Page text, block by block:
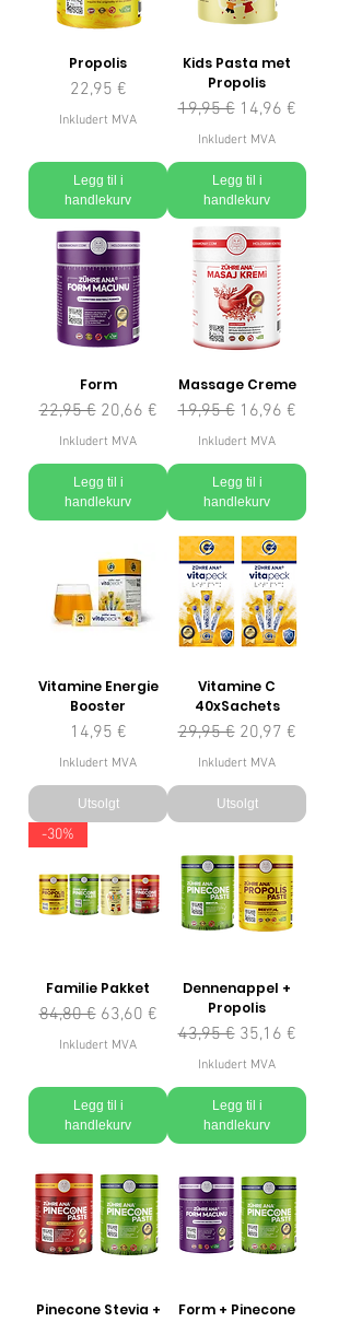
Propolis
Pris
22,95 €
Inkludert MVA
Legg til i
handlekurv
Kids Pasta met
Propolis
Vanlig pris
19,95 € Salgspris
14,96 €
Inkludert MVA
Legg til i
handlekurv
Form
Vanlig pris
22,95 € Salgspris
20,66 €
Inkludert MVA
Legg til i
handlekurv
Massage Creme
Vanlig pris
19,95 € Salgspris
16,96 €
Inkludert MVA
Legg til i
handlekurv
Vitamine Energie
Booster
Pris
14,95 €
Inkludert MVA
Utsolgt
Vitamine C
40xSachets
Vanlig pris
29,95 € Salgspris
20,97 €
Inkludert MVA
Utsolgt
-30%
Familie Pakket
Vanlig pris
84,80 € Salgspris
63,60 €
Inkludert MVA
Legg til i
handlekurv
Dennenappel +
Propolis
Vanlig pris
43,95 € Salgspris
35,16 €
Inkludert MVA
Legg til i
handlekurv
Pinecone Stevia +
Form + Pinecone